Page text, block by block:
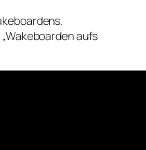
aufs